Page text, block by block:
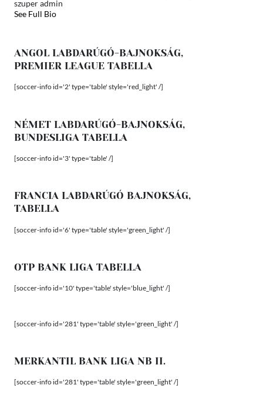
szuper admin
See Full Bio
ANGOL LABDARÚGÓ-BAJNOKSÁG,
PREMIER LEAGUE TABELLA
[soccer-info id='2' type='table' style='red_light' /]
NÉMET LABDARÚGÓ-BAJNOKSÁG,
BUNDESLIGA TABELLA
[soccer-info id='3' type='table' /]
FRANCIA LABDARÚGÓ BAJNOKSÁG,
TABELLA
[soccer-info id='6' type='table' style='green_light' /]
OTP BANK LIGA TABELLA
[soccer-info id='10' type='table' style='blue_light' /]
[soccer-info id='281' type='table' style='green_light' /]
MERKANTIL BANK LIGA NB II.
[soccer-info id='281' type='table' style='green_light' /]